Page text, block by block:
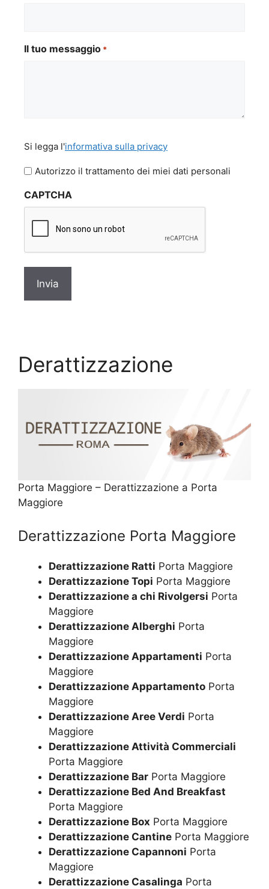
Il tuo messaggio *
legga
l'informativa
privacy
Si legga l'informativa sulla privacy
Autorizzo il trattamento dei miei dati personali
CAPTCHA
Derattizzazione
Porta Maggiore – Derattizzazione a Porta
Maggiore
Derattizzazione Porta Maggiore
Derattizzazione Ratti Porta Maggiore
Derattizzazione Topi Porta Maggiore
Derattizzazione a chi Rivolgersi Porta
Maggiore
Derattizzazione Alberghi Porta
Maggiore
Derattizzazione Appartamenti Porta
Maggiore
Derattizzazione Appartamento Porta
Maggiore
Derattizzazione Aree Verdi Porta
Maggiore
Derattizzazione Attività Commerciali
Porta Maggiore
Derattizzazione Bar Porta Maggiore
Derattizzazione Bed And Breakfast
Porta Maggiore
Derattizzazione Box Porta Maggiore
Derattizzazione Cantine Porta Maggiore
Derattizzazione Capannoni Porta
Maggiore
Derattizzazione Casalinga Porta